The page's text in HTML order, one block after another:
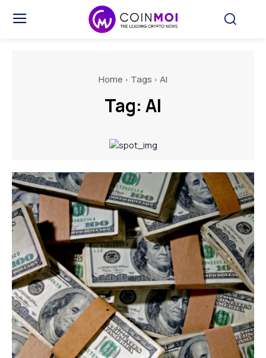
Home Tags AI
Tag: AI